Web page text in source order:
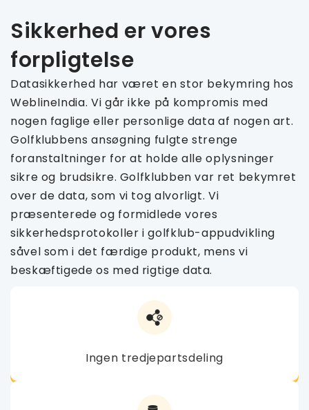
Sikkerhed er vores
forpligtelse
Datasikkerhed har været en stor bekymring hos
WeblineIndia. Vi går ikke på kompromis med
nogen faglige eller personlige data af nogen art.
Golfklubbens ansøgning fulgte strenge
foranstaltninger for at holde alle oplysninger
sikre og brudsikre. Golfklubben var ret bekymret
over de data, som vi tog alvorligt. Vi
præsenterede og formidlede vores
sikkerhedsprotokoller i golfklub-appudvikling
såvel som i det færdige produkt, mens vi
beskæftigede os med rigtige data.
Ingen tredjepartsdeling